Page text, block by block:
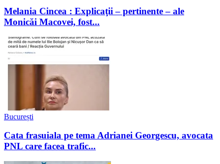
Melania Cincea : Explicaţii – pertinente – ale
Monicăi Macovei, fost...
București
Cata frasuiala pe tema Adrianei Georgescu, avocata
PNL care facea trafic...